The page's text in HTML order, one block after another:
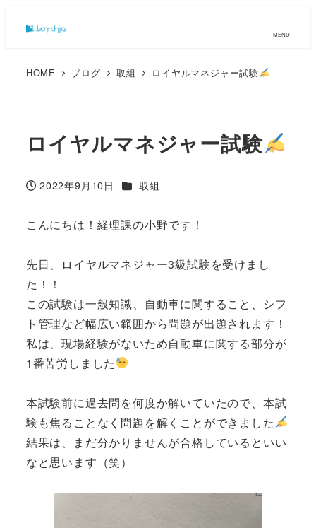
MENU
HOME ブログ 取組 ロイヤルマネジャー試験
ロイヤルマネジャー試験
投稿日
2022年9月10日 カテゴリー
取組
こんにちは！経理課の小野です！
先日、ロイヤルマネジャー3級試験を受けまし
た！！
この試験は一般知識、自動車に関すること、シフ
ト管理など幅広い範囲から問題が出題されます！
私は、現場経験がないため自動車に関する部分が
1番苦労しました
本試験前に過去問を何度か解いていたので、本試
験も焦ることなく問題を解くことができました
結果は、まだ分かりませんが合格しているといい
なと思います（笑）